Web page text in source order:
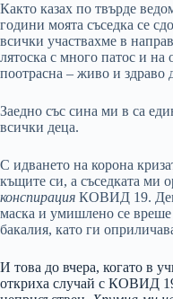
Както казах по твърде
години моята съседка се
всички участвахме в
лятоска с много патос и
поотрасна – живо и здраво
Заедно със сина ми в са
всички деца.
С идването на корона
къщите си, а съседката ми
конспирация КОВИД 19.
маска и умишлено се вреше
бакалия, като ги
И това до вчера, когато в
откриха случай с КОВИД